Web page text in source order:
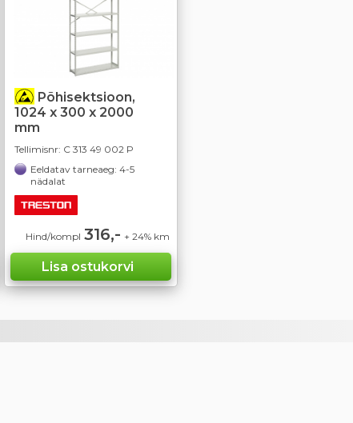
Põhisektsioon,
1024 x 300 x 2000
mm
Tellimisnr: C 313 49 002 P
Eeldatav tarneaeg: 4-5
nädalat
Hind/kompl 316,- + 24% km